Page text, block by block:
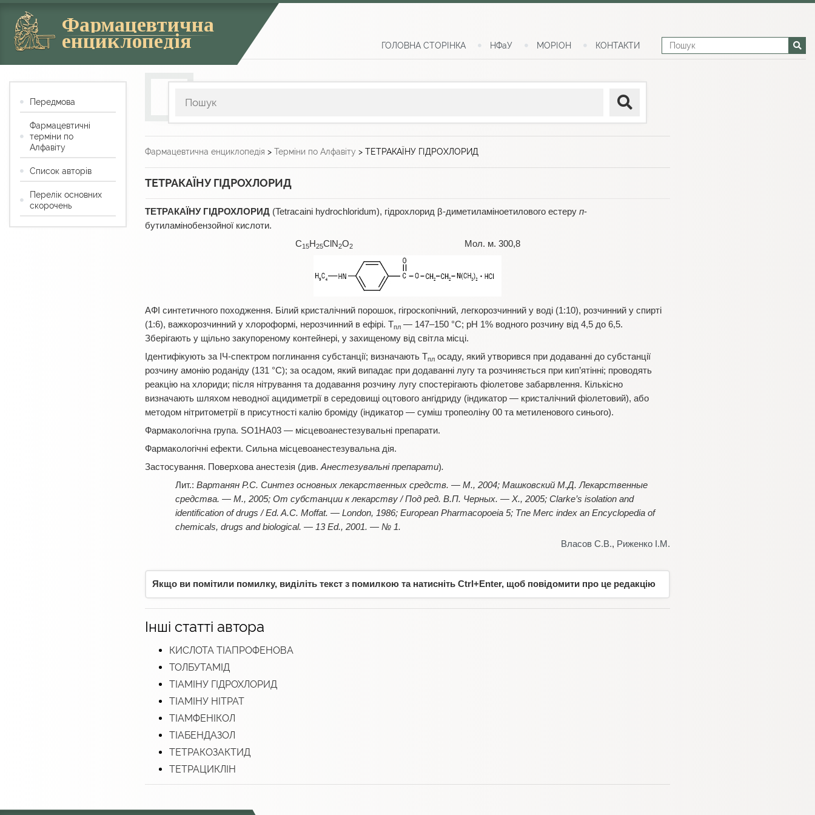
Фармацевтична
енциклопедія ГОЛОВНА СТОРІНКА НФаУ МОРІОН КОНТАКТИ
Фармацевтична енциклопедія > Терміни по Алфавіту > ТЕТРАКАЇНУ ГІДРОХЛОРИД
ТЕТРАКАЇНУ ГІДРОХЛОРИД
ТЕТРАКАЇНУ ГІДРОХЛОРИД (Tetracaini hydrochloridum), гідрохлорид β-диметиламіноетилового естеру п-
бутиламінобензойної кислоти.
C15H25ClN2O2Мол. м. 300,8
АФІ синтетичного походження. Білий кристалічний порошок, гігроскопічний, легкорозчинний у воді (1:10), розчинний у спирті
(1:6), важкорозчинний у хлороформі, нерозчинний в ефірі. Тпл — 147–150 °С; рН 1% водного розчину від 4,5 до 6,5.
Зберігають у щільно закупореному контейнері, у захищеному від світла місці.
Ідентифікують за ІЧ-спектром поглинання субстанції; визначають Тпл осаду, який утворився при додаванні до субстанції
розчину амонію роданіду (131 °С); за осадом, який випадає при додаванні лугу та розчиняється при кип’ятінні; проводять
реакцію на хлориди; після нітрування та додавання розчину лугу спостерігають фіолетове забарвлення. Кількісно
визначають шляхом неводної ацидиметрії в середовищі оцтового ангідриду (індикатор — кристалічний фіолетовий), або
методом нітритометрії в присутності калію броміду (індикатор — суміш тропеоліну 00 та метиленового синього).
Фармакологічна група. SO1HA03 — місцевоанестезувальні препарати.
Фармакологічні ефекти. Сильна місцевоанестезувальна дія.
Застосування. Поверхова анестезія (див.Анестезувальні препарати).
Вартанян Р.С. Синтез основных лекарственных средств. — М., 2004; Машковский М.Д. Лекарственные
средства. — М., 2005; От субстанции к лекарству / Под ред. В.П. Черных. — Х., 2005; Clarke’s isolation and
identification of drugs / Ed. A.C. Moffat. — London, 1986; European Pharmacopoeia 5; Тпе Меrc index an Encyclopedia of
chemicals, drugs and biological. — 13 Ed., 2001. — № 1.
Власов С.В., Риженко І.М.
Якщо ви помітили помилку, виділіть текст з помилкою та натисніть Ctrl+Enter, щоб повідомити про це редакцію
Інші статті автора
КИСЛОТА ТІАПРОФЕНОВА
ТОЛБУТАМІД
ТІАМІНУ ГІДРОХЛОРИД
ТІАМІНУ НІТРАТ
ТІАМФЕНІКОЛ
ТІАБЕНДАЗОЛ
ТЕТРАКОЗАКТИД
ТЕТРАЦИКЛІН
Передмова
Фармацевтичні
терміни по
Алфавіту
Список авторів
Перелік основних
скорочень